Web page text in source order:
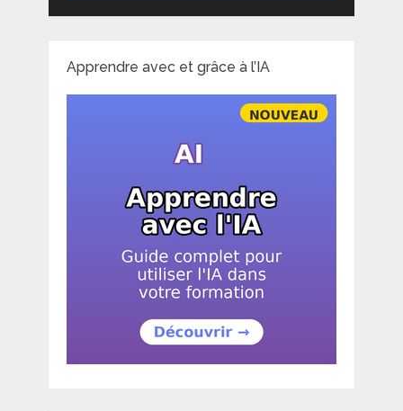
Apprendre avec et grâce à l’IA